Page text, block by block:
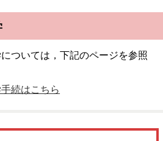
ついては，下記のページを参照
続はこちら